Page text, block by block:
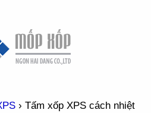
› Tấm xốp XPS cách nhiệt